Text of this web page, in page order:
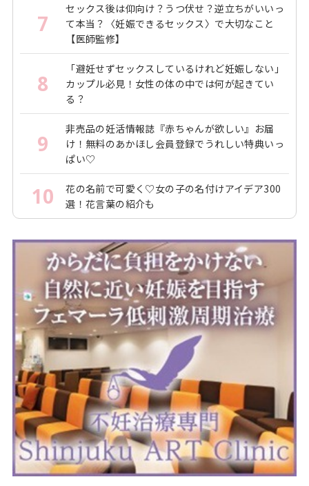
7
セックス後は仰向け？うつ伏せ？逆立ちがいいっ
て本当？〈妊娠できるセックス〉で大切なこと
【医師監修】
8
「避妊せずセックスしているけれど妊娠しない」
カップル必見！女性の体の中では何が起きてい
る？
9
非売品の妊活情報誌『赤ちゃんが欲しい』お届
け！無料のあかほし会員登録でうれしい特典いっ
ぱい♡
10
花の名前で可愛く♡女の子の名付けアイデア300
選！花言葉の紹介も